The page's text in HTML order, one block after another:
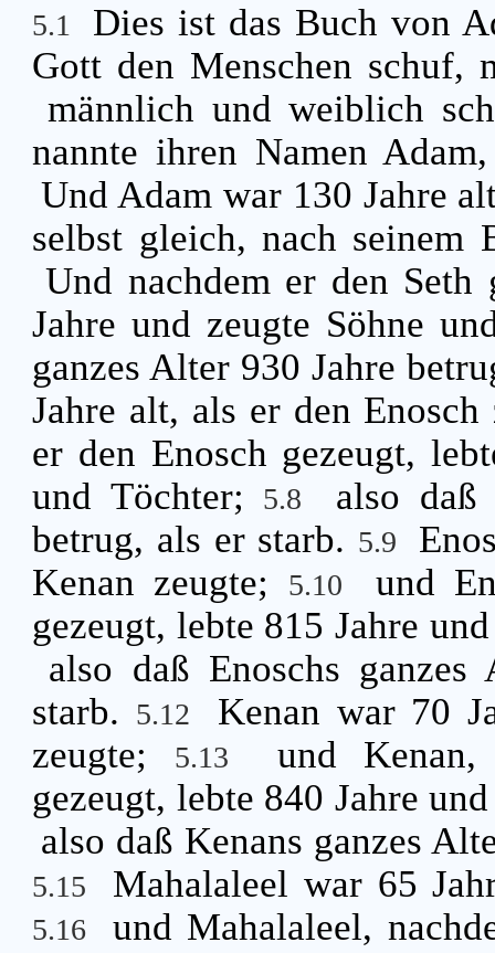
5.1
Dies ist das Buch von
Gott den Menschen
männlich und weiblich
nannte ihren Namen
Und Adam war 130 Jahre
selbst gleich, nach
Und nachdem er den
Jahre und zeugte Söhne
ganzes Alter 930 Jahre
Jahre alt, als er den
er den Enosch gezeugt,
und Töchter;
5.8
also daß
betrug, als er starb. 5.9
Kenan zeugte;
5.10
und
gezeugt, lebte 815 Jahre
also daß Enoschs
starb. 5.12
Kenan war 70
zeugte;
5.13
und
gezeugt, lebte 840 Jahre
also daß Kenans ganzes
5.15 Mahalaleel war 65
5.16
und Mahalaleel,